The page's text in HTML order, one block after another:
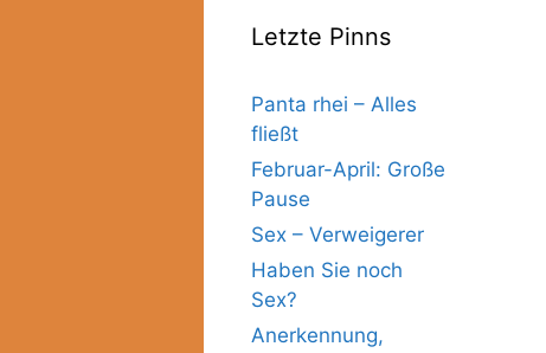
Letzte Pinns
Panta rhei – Alles
fließt
Februar-April: Große
Pause
Sex – Verweigerer
Haben Sie noch
Sex?
Anerkennung,